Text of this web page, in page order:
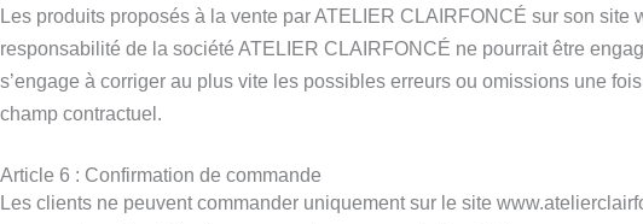
Les produits proposés à la vente par ATELIER CLAIRFONCÉ sur son
responsabilité de la société ATELIER CLAIRFONCÉ ne pourrait être
s’engage à corriger au plus vite les possibles erreurs ou omissions une
champ contractuel.
Article 6 : Confirmation de commande
Les clients ne peuvent commander uniquement sur le site